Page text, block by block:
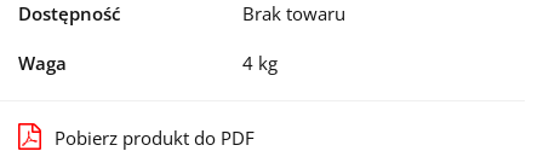
Dostępność Brak towaru
Waga 4 kg
Pobierz produkt do PDF